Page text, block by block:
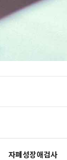
자폐성장애검사